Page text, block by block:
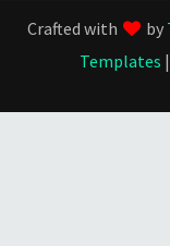
Crafted with by
Templates